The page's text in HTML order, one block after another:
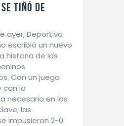
TIÑÓ DE
ayer, Deportivo
escribió un nuevo
historia de los
Con un juego
con la
necesaria en los
las
impusieron 2-0